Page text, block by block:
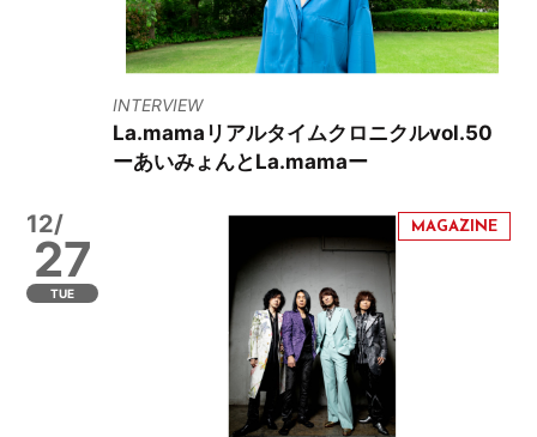
INTERVIEW
La.mamaリアルタイムクロニクルvol.50
ーあいみょんとLa.mamaー
12/
27
TUE